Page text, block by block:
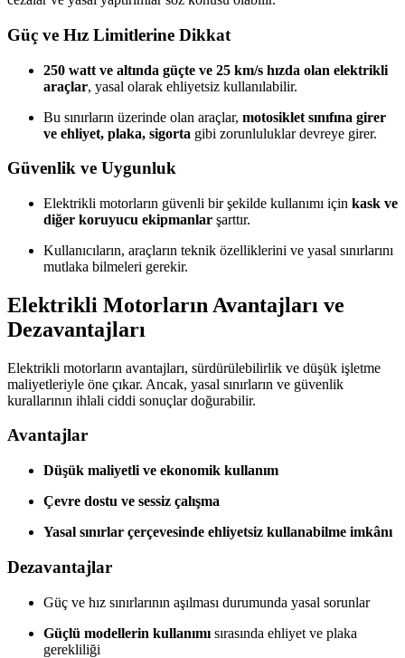
Güç ve Hız Limitlerine Dikkat
250 watt ve altında güçte ve 25 km/s hızda olan elektrikli
araçlar, yasal olarak ehliyetsiz kullanılabilir.
Bu sınırların üzerinde olan araçlar, motosiklet sınıfına girer
ve ehliyet, plaka, sigorta gibi zorunluluklar devreye girer.
Güvenlik ve Uygunluk
Elektrikli motorların güvenli bir şekilde kullanımı için kask ve
diğer koruyucu ekipmanlar şarttır.
Kullanıcıların, araçların teknik özelliklerini ve yasal sınırlarını
mutlaka bilmeleri gerekir.
Elektrikli Motorların Avantajları ve
Dezavantajları
Elektrikli motorların avantajları, sürdürülebilirlik ve düşük işletme
maliyetleriyle öne çıkar. Ancak, yasal sınırların ve güvenlik
kurallarının ihlali ciddi sonuçlar doğurabilir.
Avantajlar
Düşük maliyetli ve ekonomik kullanım
Çevre dostu ve sessiz çalışma
Yasal sınırlar çerçevesinde ehliyetsiz kullanabilme imkânı
Dezavantajlar
Güç ve hız sınırlarının aşılması durumunda yasal sorunlar
Güçlü modellerin kullanımı sırasında ehliyet ve plaka
gerekliliği